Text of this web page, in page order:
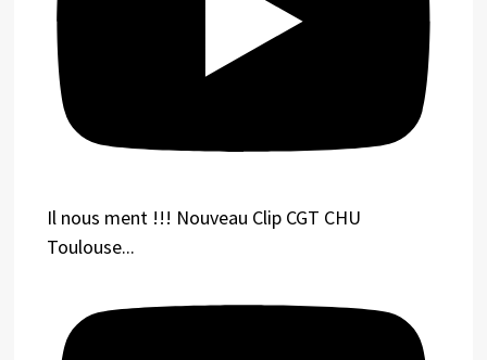
Il nous ment !!! Nouveau Clip CGT CHU
Toulouse...